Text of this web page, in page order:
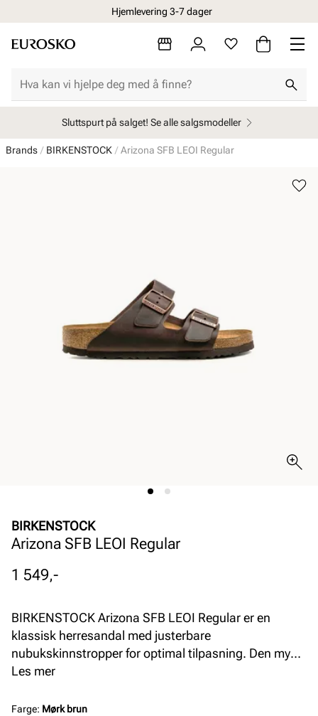
Hjemlevering 3-7 dager
Sluttspurt på salget! Se alle salgsmodeller
Brands BIRKENSTOCK Arizona SFB LEOI Regular
BIRKENSTOCK
Arizona SFB LEOI Regular
Pris
1 549,-
BIRKENSTOCK Arizona SFB LEOI Regular er en
klassisk herresandal med justerbare
nubukskinnstropper for optimal tilpasning. Den myke
skinninnersålen og ergonomiske fotsengen gir
Syntet/gummisålen sikrer godt grep og slitestyrke,
Les mer
Farge: Mørk brun